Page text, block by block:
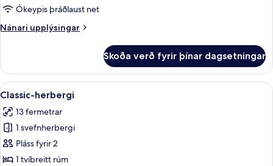
Ókeypis þráðlaust net
Nánari upplýsingar
Nánari
herbergi
Skoða verð fyrir þínar dagsetningar
Skoða
allar
myndir
fyrir
Classic-
herbergi
Classic-herbergi | Öryggishólf í
6
Classic-herbergi
13 fermetrar
1 svefnherbergi
Pláss fyrir 2
1 tvíbreitt rúm